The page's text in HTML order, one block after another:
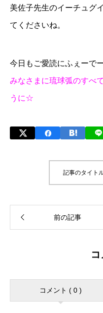
美佐子先生のイーチュグ
てくださいね。
今日もご愛読にふぇーで
みなさまに琉球弧のすべ
うに☆
記事のタイト
コメント ( 0 )